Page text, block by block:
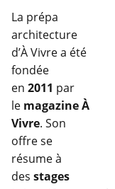
La prépa
architecture
d’À Vivre a été
fondée
en 2011 par
le magazine À
Vivre. Son
offre se
résume à
des stages